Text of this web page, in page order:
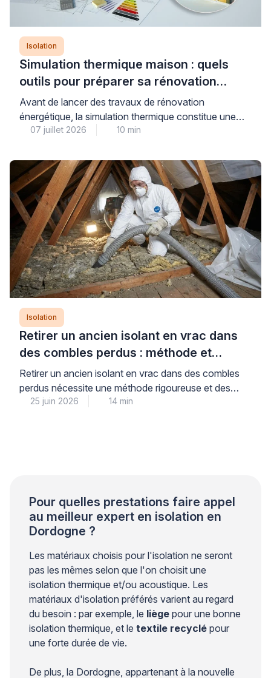
Isolation
Simulation thermique maison : quels
outils pour préparer sa rénovation
énergétique ?
Avant de lancer des travaux de rénovation
énergétique, la simulation thermique constitue une
étape déterminante pour évaluer précisément les
de consommation. Plusieurs niveaux d’analyse
existent, du simulateur gratuit en ligne à l’audit
énergétique réglementaire réalisé par un bureau
d’études qualifié, chacun répondant à des objectifs
distincts […]
07 juillet 2026 10 min
Isolation
Retirer un ancien isolant en vrac dans
des combles perdus : méthode et
précautions
Retirer un ancien isolant en vrac dans des combles
perdus nécessite une méthode rigoureuse et des
équipements professionnels adaptés pour garantir la
25 juin 2026 14 min
Pour quelles prestations faire appel
au meilleur expert en isolation en
Dordogne ?
Les matériaux choisis pour l'isolation ne seront
pas les mêmes selon que l'on choisit une
isolation thermique et/ou acoustique. Les
matériaux d'isolation préférés varient au regard
du besoin : par exemple, le liège pour une bonne
isolation thermique, et le textile recyclé pour
une forte durée de vie.
De plus, la Dordogne, appartenant à la nouvelle